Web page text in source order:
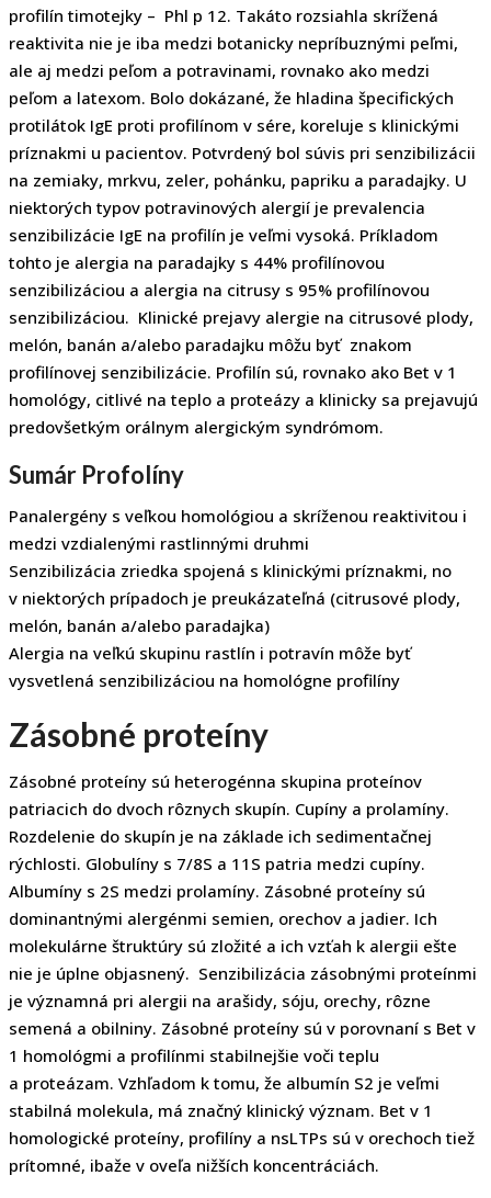
profilín timotejky – Phl p 12. Takáto rozsiahla skrížená
reaktivita nie je iba medzi botanicky nepríbuznými peľmi,
ale aj medzi peľom a potravinami, rovnako ako medzi
peľom a latexom. Bolo dokázané, že hladina špecifických
protilátok IgE proti profilínom v sére, koreluje s klinickými
príznakmi u pacientov. Potvrdený bol súvis pri senzibilizácii
na zemiaky, mrkvu, zeler, pohánku, papriku a paradajky. U
niektorých typov potravinových alergií je prevalencia
senzibilizácie IgE na profilín je veľmi vysoká. Príkladom
tohto je alergia na paradajky s 44% profilínovou
senzibilizáciou a alergia na citrusy s 95% profilínovou
senzibilizáciou. Klinické prejavy alergie na citrusové plody,
melón, banán a/alebo paradajku môžu byť znakom
profilínovej senzibilizácie. Profilín sú, rovnako ako Bet v 1
homológy, citlivé na teplo a proteázy a klinicky sa prejavujú
predovšetkým orálnym alergickým syndrómom.
Sumár Profolíny
Panalergény s veľkou homológiou a skríženou reaktivitou i
medzi vzdialenými rastlinnými druhmi
Senzibilizácia zriedka spojená s klinickými príznakmi, no
v niektorých prípadoch je preukázateľná (citrusové plody,
melón, banán a/alebo paradajka)
Alergia na veľkú skupinu rastlín i potravín môže byť
vysvetlená senzibilizáciou na homológne profilíny
Zásobné proteíny
Zásobné proteíny sú heterogénna skupina proteínov
patriacich do dvoch rôznych skupín. Cupíny a prolamíny.
Rozdelenie do skupín je na základe ich sedimentačnej
rýchlosti. Globulíny s 7/8S a 11S patria medzi cupíny.
Albumíny s 2S medzi prolamíny. Zásobné proteíny sú
dominantnými alergénmi semien, orechov a jadier. Ich
molekulárne štruktúry sú zložité a ich vzťah k alergii ešte
nie je úplne objasnený. Senzibilizácia zásobnými proteínmi
je významná pri alergii na arašidy, sóju, orechy, rôzne
semená a obilniny. Zásobné proteíny sú v porovnaní s Bet v
1 homológmi a profilínmi stabilnejšie voči teplu
a proteázam. Vzhľadom k tomu, že albumín S2 je veľmi
stabilná molekula, má značný klinický význam. Bet v 1
homologické proteíny, profilíny a nsLTPs sú v orechoch tiež
prítomné, ibaže v oveľa nižších koncentráciách.